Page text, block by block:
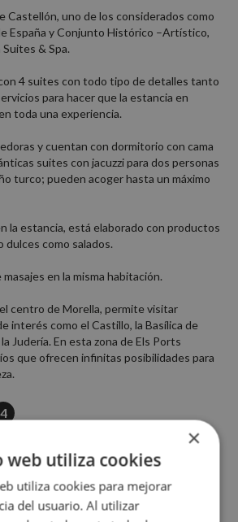
Castellón, uno de los considerados como
España y Conjunto Histórico –Artístico,
& Spa.
4 suites con todo tipo de detalles tanto
para hacer que la estancia en
toda una experiencia.
y cuentan con dormitorio con cama
suites con jacuzzi para dos personas
turco; pueden acoger hasta un máximo
la estancia, está elaborado con productos
como salados.
en la misma habitación.
centro de Morella, permite visitar
interés como el Castillo, la Basílica de
Judería. En esta zona de Els Ports
que ofrecen infinitas posibilidades para
4
21, 12300, Morella, Castellón,
×
web utiliza cookies
utiliza cookies para mejorar
del usuario. Al utilizar